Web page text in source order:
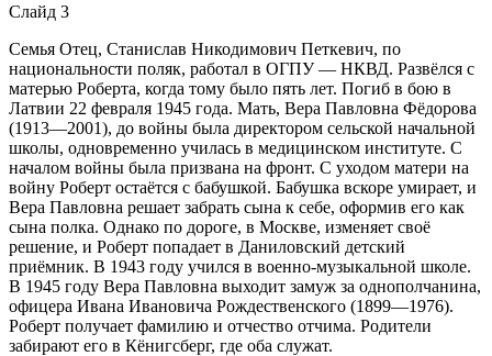
Слайд 3
Семья Отец, Станислав Никодимович Петкевич, по
национальности поляк, работал в ОГПУ — НКВД. Развёлся с
матерью Роберта, когда тому было пять лет. Погиб в бою в
Латвии 22 февраля 1945 года. Мать, Вера Павловна Фёдорова
(1913—2001), до войны была директором сельской начальной
школы, одновременно училась в медицинском институте. С
началом войны была призвана на фронт. С уходом матери на
войну Роберт остаётся с бабушкой. Бабушка вскоре умирает, и
Вера Павловна решает забрать сына к себе, оформив его как
сына полка. Однако по дороге, в Москве, изменяет своё
решение, и Роберт попадает в Даниловский детский
приёмник. В 1943 году учился в военно-музыкальной школе.
В 1945 году Вера Павловна выходит замуж за однополчанина,
офицера Ивана Ивановича Рождественского (1899—1976).
Роберт получает фамилию и отчество отчима. Родители
забирают его в Кёнигсберг, где оба служат.